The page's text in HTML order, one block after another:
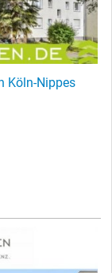
Köln-Nippes